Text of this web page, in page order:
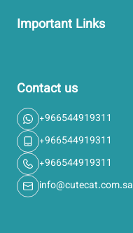
Important Links
Contact us
+966544919311
+966544919311
+966544919311
info@cutecat.com.sa